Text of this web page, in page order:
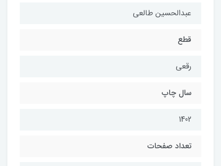
عبدالحسین طالعی
قطع
رقعی
سال چاپ
1402
تعداد صفحات